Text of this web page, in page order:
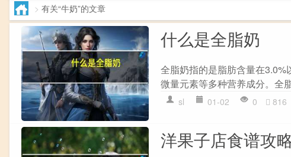
> 有关“牛奶”的文章
什么是全脂奶
全脂奶指的是脂肪含量在3.0%
微量元素等多种营养成分。全
sl 01-02 0 816
洋果子店食谱攻